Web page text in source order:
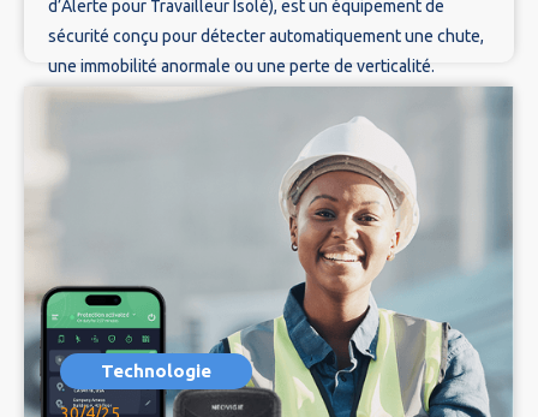
d’Alerte pour Travailleur Isolé), est un équipement de
sécurité conçu pour détecter automatiquement une chute,
une immobilité anormale ou une perte de verticalité.
Technologie